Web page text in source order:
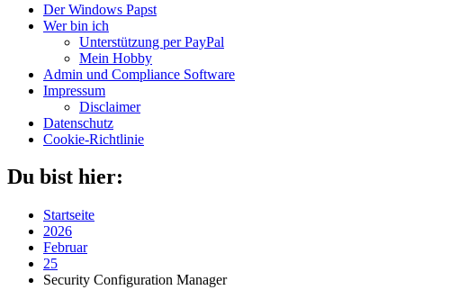
Der Windows Papst
Wer bin ich
Unterstützung per PayPal
Mein Hobby
Admin und Compliance Software
Impressum
Disclaimer
Datenschutz
Cookie-Richtlinie
Du bist hier:
Startseite
2026
Februar
25
Security Configuration Manager